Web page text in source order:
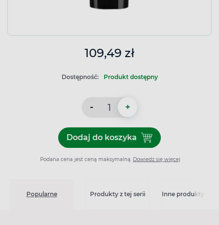
109,49 zł
Dostępność: Produkt dostępny
- +
Dodaj do koszykaDodaj do koszyka Vichy
Podana cena jest ceną maksymalną. Dowiedz się więcej
Popularne Produkty z tej serii Inne produkty z